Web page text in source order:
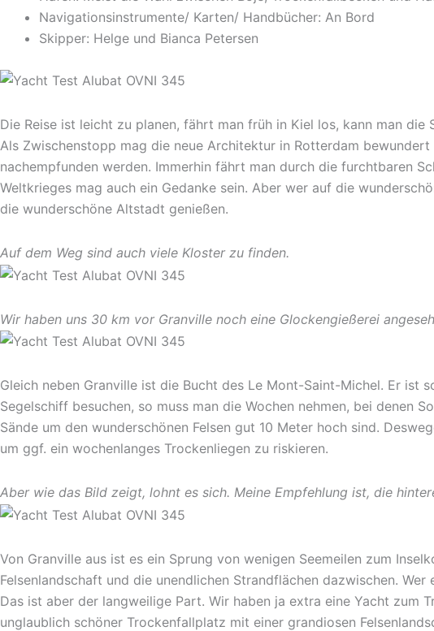
Navigationsinstrumente/ Karten/ Handbücher: An Bord
Skipper: Helge und Bianca Petersen
Die Reise ist leicht zu planen, fährt man früh in Kiel los, kann man
Als Zwischenstopp mag die neue Architektur in Rotterdam
nachempfunden werden. Immerhin fährt man durch die furchtbaren
Weltkrieges mag auch ein Gedanke sein. Aber wer auf die
die wunderschöne Altstadt genießen.
Auf dem Weg sind auch viele Kloster zu finden.
Wir haben uns 30 km vor Granville noch eine Glockengießerei
Gleich neben Granville ist die Bucht des Le Mont-Saint-Michel. Er ist
Segelschiff besuchen, so muss man die Wochen nehmen, bei denen
Sände um den wunderschönen Felsen gut 10 Meter hoch sind.
um ggf. ein wochenlanges Trockenliegen zu riskieren.
Aber wie das Bild zeigt, lohnt es sich. Meine Empfehlung ist, die
Von Granville aus ist es ein Sprung von wenigen Seemeilen zum
Felsenlandschaft und die unendlichen Strandflächen dazwischen.
Das ist aber der langweilige Part. Wir haben ja extra eine Yacht zum
unglaublich schöner Trockenfallplatz mit einer grandiosen